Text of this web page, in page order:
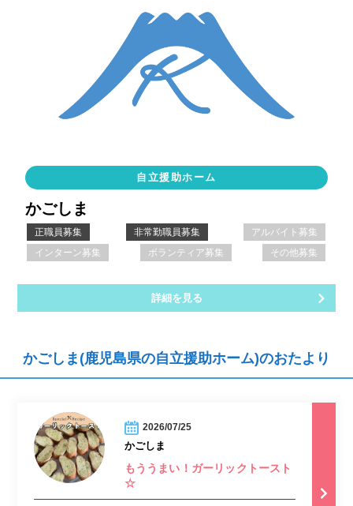
自立援助ホーム
かごしま
正職員募集 非常勤職員募集
アルバイト募集
インターン募集
ボランティア募集 その他募集
詳細を見る
かごしま(鹿児島県の自立援助ホーム)のおたより
2026/07/25
かごしま
もううまい！ガーリックトースト
☆